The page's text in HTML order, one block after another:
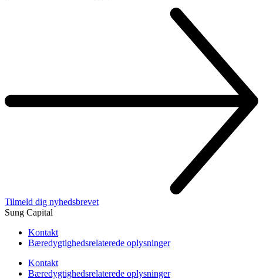
Tilmeld dig nyhedsbrevet
Sung Capital
Kontakt
Bæredygtighedsrelaterede oplysninger
Kontakt
Bæredygtighedsrelaterede oplysninger